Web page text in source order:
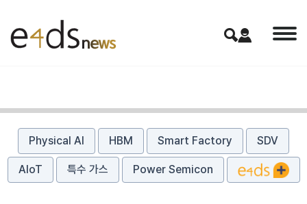
Physical AI HBM Smart Factory SDV
AIoT 특수 가스 Power Semicon